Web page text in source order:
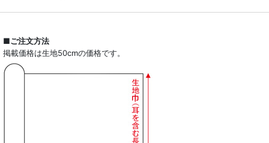
■ご注文方法
掲載価格は生地50cmの価格です。